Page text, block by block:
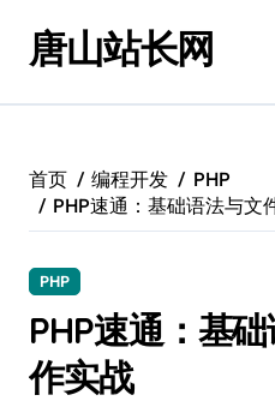
唐山站长网
首页 编程开发
PHP
PHP速通：基础语法与文
PHP
PHP速通：基
作实战